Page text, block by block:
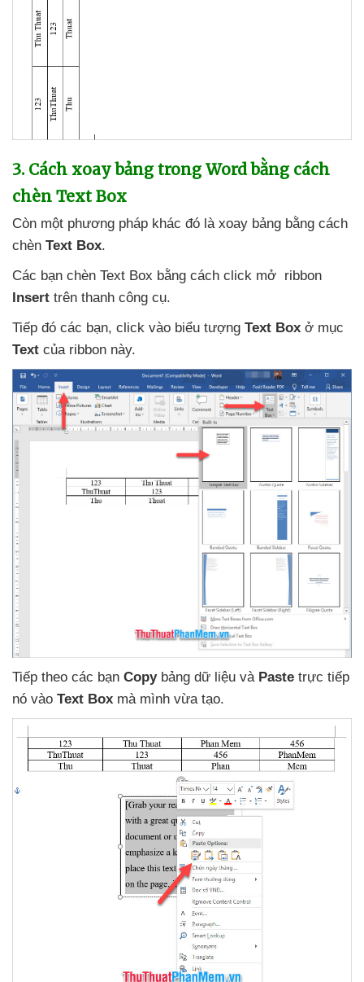
3. Cách xoay bảng trong Word bằng cách
chèn Text Box
Còn một phương pháp khác đó là xoay bảng bằng cách
chèn Text Box.
Các bạn chèn Text Box bằng cách click mở ribbon
Insert trên thanh công cụ.
Tiếp đó các bạn, click vào biểu tượng Text Box ở mục
Text của ribbon này.
Tiếp theo các bạn Copybảng dữ liệu và Paste trực tiếp
nó vào Text Box mà mình vừa tạo.